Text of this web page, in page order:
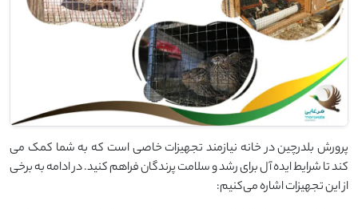
پرورش بلدرچین در خانه نیازمند تجهیزات خاصی است که به شما کمک می
‌کند تا شرایط ایده ‌آل برای رشد و سلامت پرندگان فراهم کنید. در ادامه به برخی
از این تجهیزات اشاره می‌کنیم: